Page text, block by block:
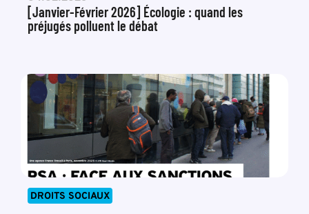
[Janvier-Février 2026] Écologie : quand les
préjugés polluent le débat
DROITS SOCIAUX